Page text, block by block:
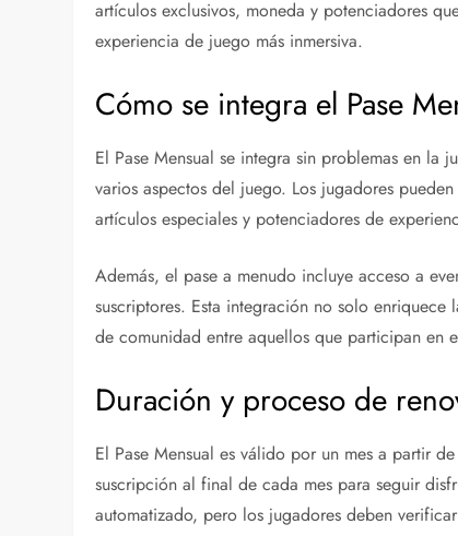
artículos exclusivos, moneda y potenciadores
experiencia de juego más inmersiva.
Cómo se integra el Pase
El Pase Mensual se integra sin problemas en
varios aspectos del juego. Los jugadores
artículos especiales y potenciadores de
Además, el pase a menudo incluye acceso a
suscriptores. Esta integración no solo
de comunidad entre aquellos que participan en
Duración y proceso de
El Pase Mensual es válido por un mes a partir
suscripción al final de cada mes para seguir
automatizado, pero los jugadores deben